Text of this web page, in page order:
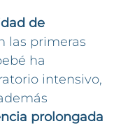
de
las primeras
ha
intensivo,
prolongada